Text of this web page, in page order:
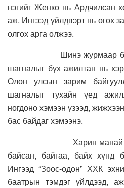
нэгийг Женко нь Ардчилсан
аж. Ингээд үйлдвэрт нь өгөх
олгох арга олжээ.
Шинэ журмаар бол
шагналыг бүх ажилтан нь
Олон улсын зарим
шагналыг тухайн үед
ногдоно хэмээн үзээд,
бас байдаг хэмээнэ.
Харин манай Еөк
байсан, байгаа, байх хүнд
Ингээд “Зоос-одон” ХХК
баатрын тэмдэг үйлдээд,